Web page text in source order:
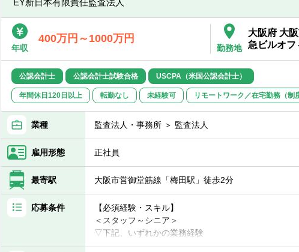
年収
400万円～1000万円
勤務地
大阪府 大
急ビルオフ
公認会計士 公認会計士試験合格 USCPA（米国公認会計士）
年間休日120日以上 転勤なし 未経験可 リモートワーク／在宅勤務（制
業種 監査法人・事務所 ＞ 監査法人
雇用形態 正社員
最寄駅 大阪市営御堂筋線「梅田駅」徒歩2分
応募条件
【必須経験・スキル】
＜スタッフ～シニア＞
▽下記、いずれかの業務経験
■事業会社の経理財務部門や経営企画部門での経験